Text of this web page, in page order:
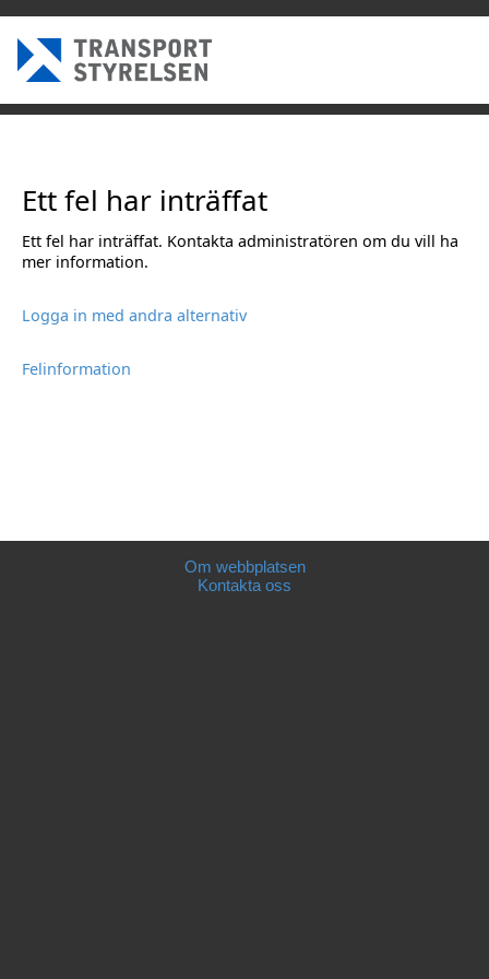
Ett fel har inträffat
Ett fel har inträffat. Kontakta administratören om du vill ha
mer information.
Logga in med andra alternativ
Felinformation
Om webbplatsen
Kontakta oss